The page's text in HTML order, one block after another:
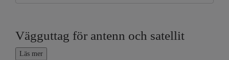
Vägguttag för antenn och satellit